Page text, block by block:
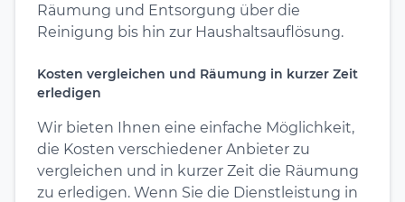
Räumung und Entsorgung über die
Reinigung bis hin zur Haushaltsauflösung.
Kosten vergleichen und Räumung in kurzer Zeit
erledigen
Wir bieten Ihnen eine einfache Möglichkeit,
die Kosten verschiedener Anbieter zu
vergleichen und in kurzer Zeit die Räumung
zu erledigen. Wenn Sie die Dienstleistung in